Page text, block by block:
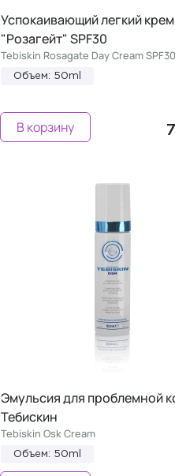
Успокаивающий легкий крем
"Розагейт" SPF30
Tebiskin Rosagate Day Cream SPF30
Объем: 50ml
В корзину
Эмульсия для проблемной
Тебискин
Tebiskin Osk Cream
Объем: 50ml